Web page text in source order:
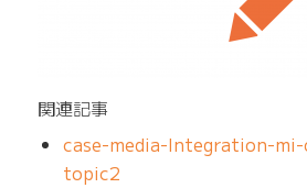
関連記事
case-media-Integration-
topic2